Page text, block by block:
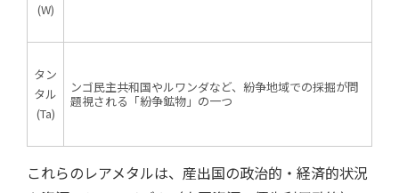
(W)
タン
タル
(Ta)
ンゴ民主共和国やルワンダなど、紛争地域での採掘が問
題視される「紛争鉱物」の一つ
これらのレアメタルは、産出国の政治的・経済的状況